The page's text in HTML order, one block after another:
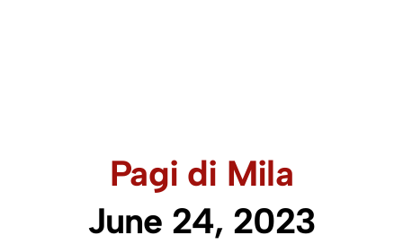
Pagi di Mila
June 24, 2023